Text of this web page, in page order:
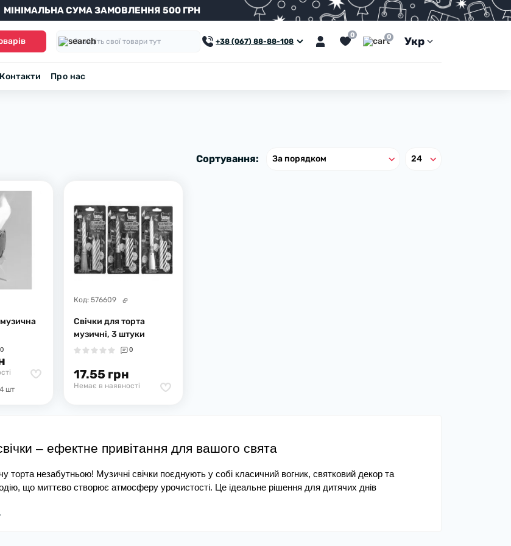
МІНІМАЛЬНА СУМА ЗАМОВЛЕННЯ 500 ГРН
+38 (067) 88-88-108
0 0 Укр
Контакти Про нас
Сортування:
0
шт
Код:576609
Свічки для торта
музичні, 3 штуки
0
17.55 грн
Немає в наявності
– ефектне привітання для вашого свята
торта незабутньою! Музичні свічки поєднують у собі класичний вогник, святковий декор та
що миттєво створює атмосферу урочистості. Це ідеальне рішення для дитячих днів